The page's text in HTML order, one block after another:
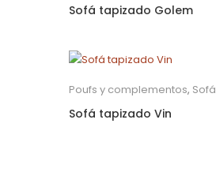
Sofá tapizado Golem
Poufs y complementos,
Sofá tapizado Vin